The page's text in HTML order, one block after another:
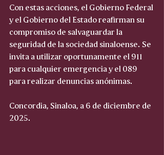
Con estas acciones, el Gobierno Federal
y el Gobierno del Estado reafirman su
compromiso de salvaguardar la
seguridad de la sociedad sinaloense. Se
invita a utilizar oportunamente el 911
para cualquier emergencia y el 089
para realizar denuncias anónimas.
Concordia, Sinaloa, a 6 de diciembre de
2025.